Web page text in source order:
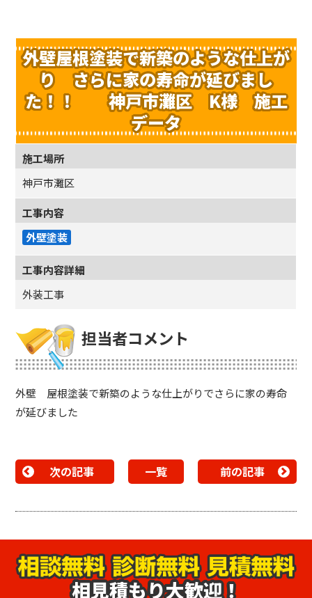
外壁屋根塗装で新築のような仕上が
り さらに家の寿命が延びまし
た！！ 神戸市灘区 K様 施工
データ
施工場所
神戸市灘区
工事内容
外壁塗装
工事内容詳細
外装工事
担当者コメント
外壁 屋根塗装で新築のような仕上がりでさらに家の寿命
が延びました
次の記事 一覧 前の記事
相見積もり大歓迎！